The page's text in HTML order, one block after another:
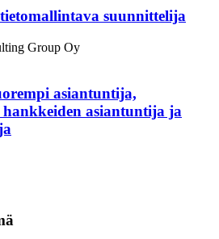
suunnittelija
Group Oy
asiantuntija,
asiantuntija ja